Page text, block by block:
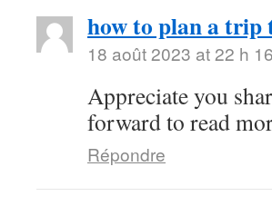
how to plan a
18 août 2023 at 22 h
Appreciate you
forward to read
Répondre